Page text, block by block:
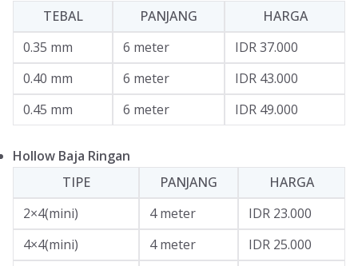
TEBAL
PANJANG
HARGA
0.35 mm
6 meter
IDR 37.000
0.40 mm
6 meter
IDR 43.000
0.45 mm
6 meter IDR 49.000
Hollow Baja Ringan
TIPE
PANJANG
HARGA
2×4(mini)
4 meter
IDR 23.000
4×4(mini)
4 meter
IDR 25.000